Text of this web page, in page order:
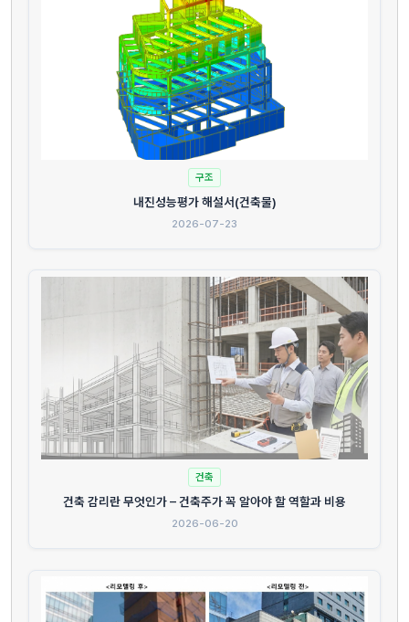
구조
내진성능평가 해설서(건축물)
2026-07-23
건축
건축 감리란 무엇인가 – 건축주가 꼭 알아야 할 역할과 비용
2026-06-20